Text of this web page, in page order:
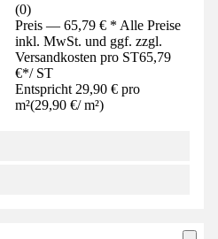
(0)
Preis — 65,79 € * Alle Preise
inkl. MwSt. und ggf. zzgl.
Versandkosten pro ST65,79
€*/ ST
Entspricht 29,90 € pro
m²(29,90 €/ m²)